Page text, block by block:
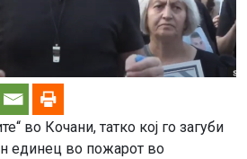
во Кочани, татко кој го загуби
единец во пожарот во